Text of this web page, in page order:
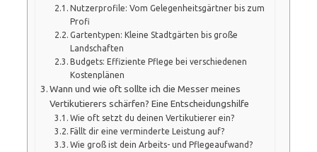
Nutzerprofile: Vom Gelegenheitsgärtner bis zum
Profi
Gartentypen: Kleine Stadtgärten bis große
Landschaften
Budgets: Effiziente Pflege bei verschiedenen
Kostenplänen
Wann und wie oft sollte ich die Messer meines
Vertikutierers schärfen? Eine Entscheidungshilfe
Wie oft setzt du deinen Vertikutierer ein?
Fällt dir eine verminderte Leistung auf?
Wie groß ist dein Arbeits- und Pflegeaufwand?